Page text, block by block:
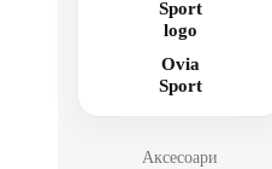
Ovia
Sport
Аксесоари